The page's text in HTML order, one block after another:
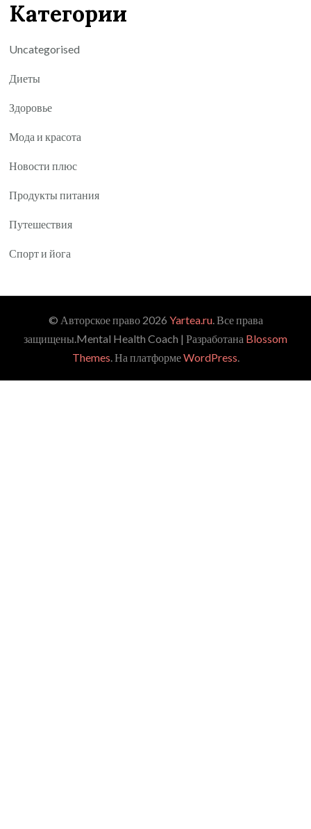
Категории
Uncategorised
Диеты
Здоровье
Мода и красота
Новости плюс
Продукты питания
Путешествия
Спорт и йога
© Авторское право 2026 Yartea.ru. Все права
защищены.Mental Health Coach | Разработана Blossom
Themes. На платформеWordPress.